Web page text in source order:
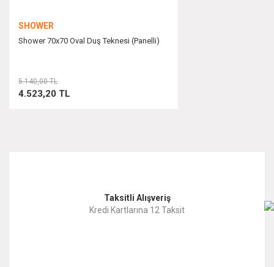
SHOWER
Shower 70x70 Oval Duş Teknesi (Panelli)
4.523,20 TL
5.140,00 TL
Taksitli Alışveriş
Kredi Kartlarına 12 Taksit